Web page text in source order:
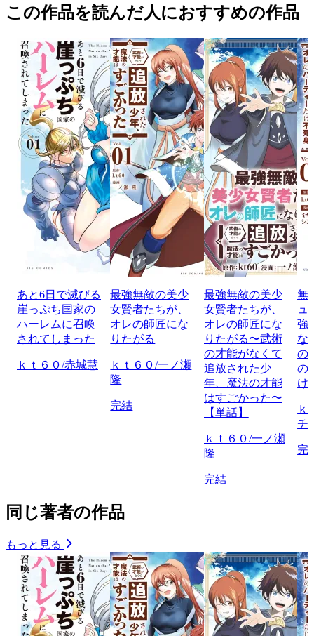
この作品を読んだ人におすすめの作品
あと6日で滅びる
崖っぷち国家の
ハーレムに召喚
されてしまった
ｋｔ６０/赤城慧
最強無敵の美少
女賢者たちが、
オレの師匠にな
りたがる
ｋｔ６０/一ノ瀬
隆
完結
最強無敵の美少
女賢者たちが、
オレの師匠にな
りたがる〜武術
の才能がなくて
追放された少
年、魔法の才能
はすごかった〜
【単話】
ｋｔ６０/一ノ瀬
隆
完結
無
ュ
強
な
の
の
け
ｋ
チ
完
同じ著者の作品
もっと見る